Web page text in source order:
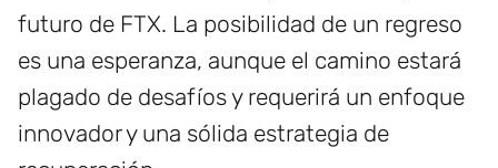
futuro de FTX. La posibilidad de un regreso
es una esperanza, aunque el camino estará
plagado de desafíos y requerirá un enfoque
innovador y una sólida estrategia de